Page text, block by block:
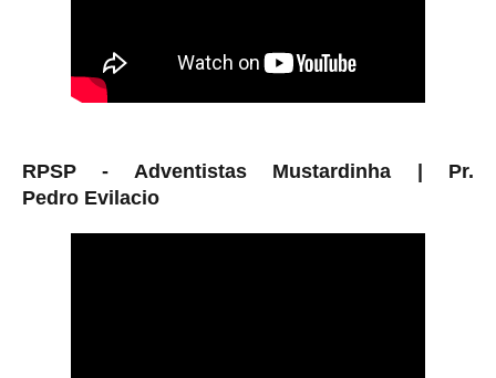
RPSP - Adventistas Mustardinha | Pr.
Pedro Evilacio